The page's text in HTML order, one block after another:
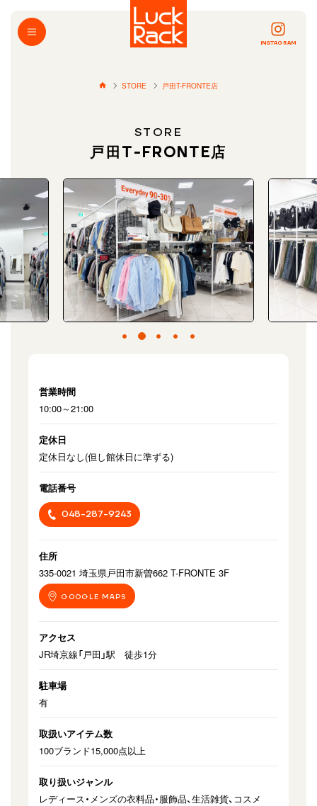
INSTAGRAM
STORE 戸田T-FRONTE店
STORE
戸田T-FRONTE店
営業時間
10:00～21:00
定休日
定休日なし(但し館休日に準ずる)
電話番号
048-287-9243
住所
335-0021 埼玉県戸田市新曽662 T-FRONTE 3F
GOOGLE MAPS
アクセス
JR埼京線「戸田」駅 徒歩1分
駐車場
有
取扱いアイテム数
100ブランド15,000点以上
取り扱いジャンル
レディース・メンズの⾐料品・服飾品、生活雑貨、コスメ